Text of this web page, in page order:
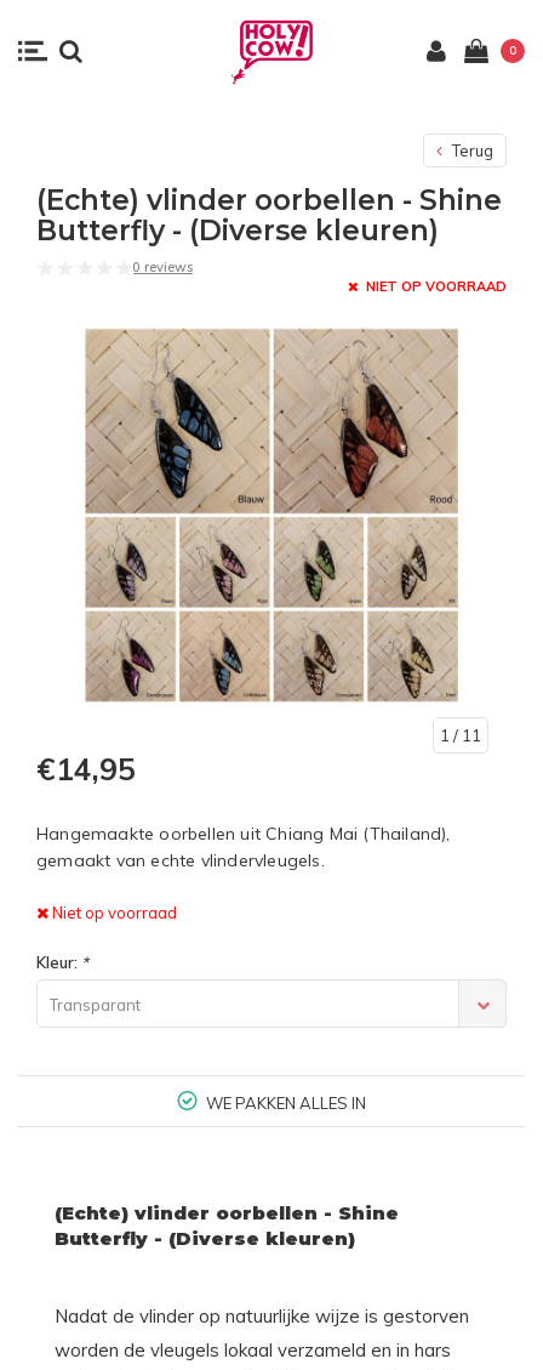
0
Terug
(Echte) vlinder oorbellen - Shine
Butterfly - (Diverse kleuren)
0 reviews
NIET OP VOORRAAD
1 / 11
€14,95
Hangemaakte oorbellen uit Chiang Mai (Thailand),
gemaakt van echte vlindervleugels.
Niet op voorraad
Kleur: *
Transparant
WE PAKKEN ALLES IN
(Echte) vlinder oorbellen - Shine
Butterfly - (Diverse kleuren)
Nadat de vlinder op natuurlijke wijze is gestorven
worden de vleugels lokaal verzameld en in hars